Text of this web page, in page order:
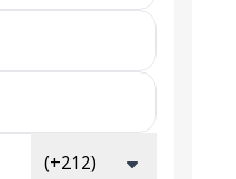
(+212)